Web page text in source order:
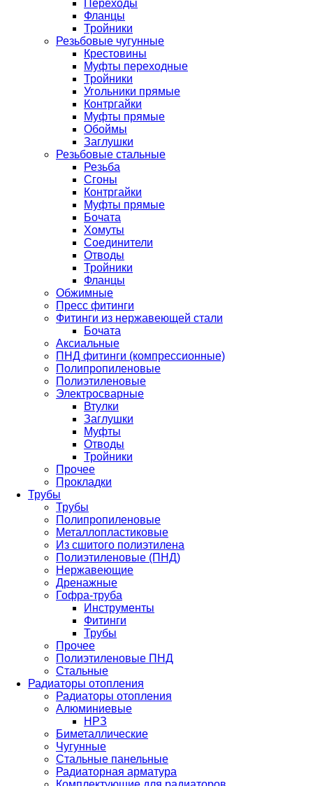
Переходы
Фланцы
Тройники
Резьбовые чугунные
Крестовины
Муфты переходные
Тройники
Угольники прямые
Контргайки
Муфты прямые
Обоймы
Заглушки
Резьбовые стальные
Резьба
Сгоны
Контргайки
Муфты прямые
Бочата
Хомуты
Соединители
Отводы
Тройники
Фланцы
Обжимные
Пресс фитинги
Фитинги из нержавеющей стали
Бочата
Аксиальные
ПНД фитинги (компрессионные)
Полипропиленовые
Полиэтиленовые
Электросварные
Втулки
Заглушки
Муфты
Отводы
Тройники
Прочее
Прокладки
Трубы
Трубы
Полипропиленовые
Металлопластиковые
Из сшитого полиэтилена
Полиэтиленовые (ПНД)
Нержавеющие
Дренажные
Гофра-труба
Инструменты
Фитинги
Трубы
Прочее
Полиэтиленовые ПНД
Стальные
Радиаторы отопления
Радиаторы отопления
Алюминиевые
НРЗ
Биметаллические
Чугунные
Стальные панельные
Радиаторная арматура